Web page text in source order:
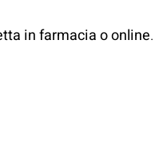
in farmacia o online